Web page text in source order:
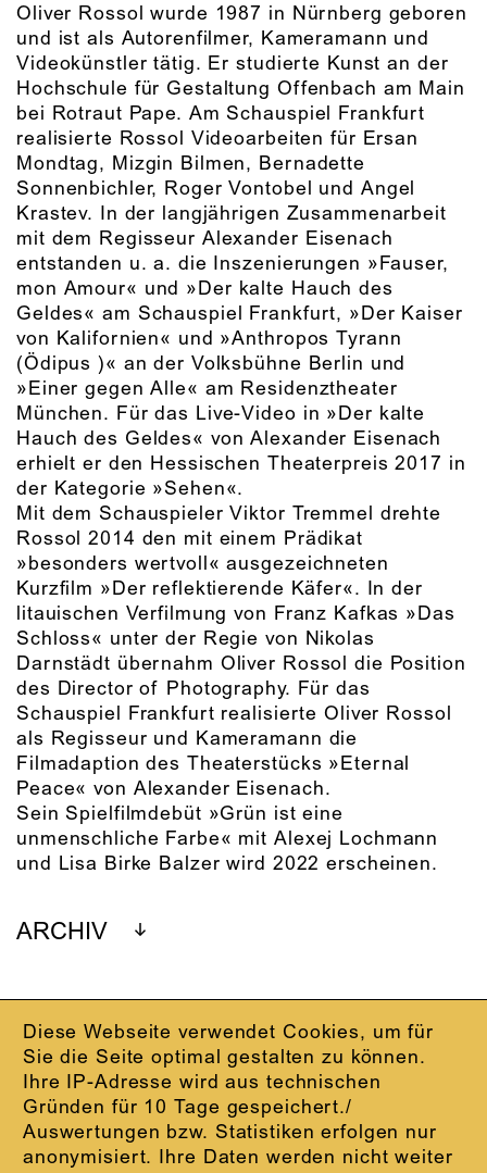
Diese Webseite verwendet Cookies, um für
Sie die Seite optimal gestalten zu können.
Ihre IP-Adresse wird aus technischen
Gründen für 10 Tage gespeichert./
Auswertungen bzw. Statistiken erfolgen nur
anonymisiert. Ihre Daten werden nicht weiter
Oliver Rossol wurde 1987 in Nürnberg geboren
und ist als Autorenfilmer, Kameramann und
Videokünstler tätig. Er studierte Kunst an der
Hochschule für Gestaltung Offenbach am Main
bei Rotraut Pape. Am Schauspiel Frankfurt
realisierte Rossol Videoarbeiten für Ersan
Mondtag, Mizgin Bilmen, Bernadette
Sonnenbichler, Roger Vontobel und Angel
Krastev. In der langjährigen Zusammenarbeit
mit dem Regisseur Alexander Eisenach
entstanden u. a. die Inszenierungen »Fauser,
mon Amour« und »Der kalte Hauch des
Geldes« am Schauspiel Frankfurt, »Der Kaiser
von Kalifornien« und »Anthropos Tyrann
(Ödipus )« an der Volksbühne Berlin und
»Einer gegen Alle« am Residenztheater
München. Für das Live-Video in »Der kalte
Hauch des Geldes« von Alexander Eisenach
erhielt er den Hessischen Theaterpreis 2017 in
der Kategorie »Sehen«.
Mit dem Schauspieler Viktor Tremmel drehte
Rossol 2014 den mit einem Prädikat
»besonders wertvoll« ausgezeichneten
Kurzfilm »Der reflektierende Käfer«. In der
litauischen Verfilmung von Franz Kafkas »Das
Schloss« unter der Regie von Nikolas
Darnstädt übernahm Oliver Rossol die Position
des Director of Photography. Für das
Schauspiel Frankfurt realisierte Oliver Rossol
als Regisseur und Kameramann die
Filmadaption des Theaterstücks »Eternal
Peace« von Alexander Eisenach.
Sein Spielfilmdebüt »Grün ist eine
unmenschliche Farbe« mit Alexej Lochmann
und Lisa Birke Balzer wird 2022 erscheinen.
ARCHIV
IMPRESSUM
DATENSCHUTZ
AGB
KONTAKT
ABO-LOGIN